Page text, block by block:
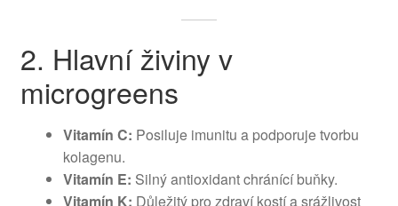
2. Hlavní živiny v
microgreens
Vitamín C: Posiluje imunitu a podporuje tvorbu
kolagenu.
Vitamín E: Silný antioxidant chránící buňky.
Vitamín K: Důležitý pro zdraví kostí a srážlivost